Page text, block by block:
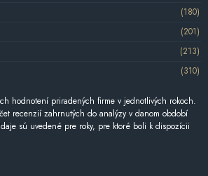
(180)
(201)
(213)
(310)
hodnotení priradených firme v jednotlivých rokoch.
recenzií zahrnutých do analýzy v danom období
sú uvedené pre roky, pre ktoré boli k dispozícii